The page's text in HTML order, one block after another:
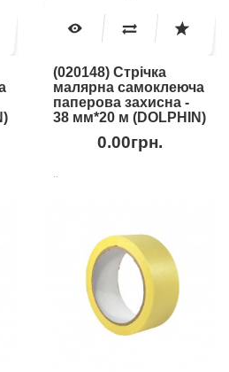
(020148) Стрічка
малярна самоклеюча
паперова захисна -
38 мм*20 м (DOLPHIN)
0.00грн.
..